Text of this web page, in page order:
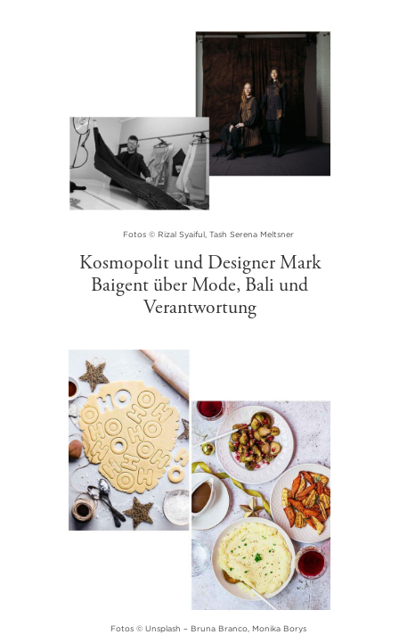
Fotos © Rizal Syaiful, Tash Serena Meltsner
Kosmopolit und Designer Mark
Baigent über Mode, Bali und
Verantwortung
Fotos © Unsplash – Bruna Branco, Monika Borys